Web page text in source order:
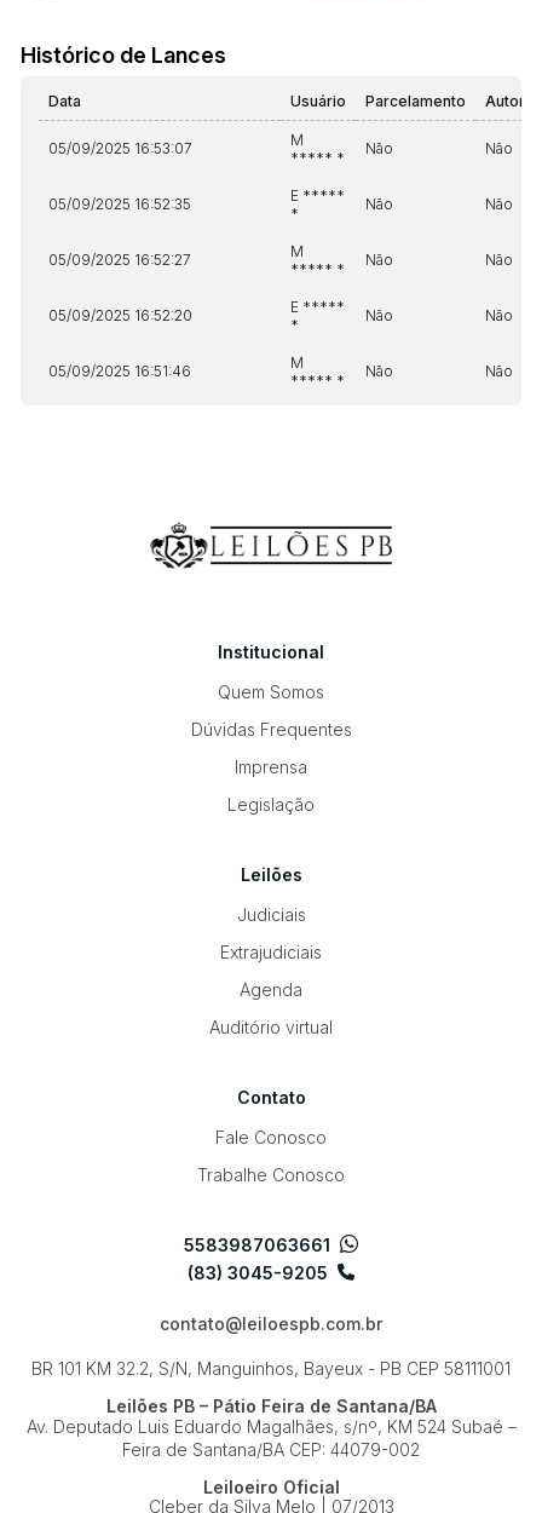
Histórico de Lances
Data Usuário Parcelamento
05/09/2025 16:53:07
M
***** *
Não Não
05/09/2025 16:52:35
E *****
*
Não Não
05/09/2025 16:52:27
M
***** *
Não Não
05/09/2025 16:52:20
E *****
*
Não Não
05/09/2025 16:51:46
M
***** *
Não Não
Institucional
Quem Somos
Dúvidas Frequentes
Imprensa
Legislação
Leilões
Judiciais
Extrajudiciais
Agenda
Auditório virtual
Contato
Fale Conosco
Trabalhe Conosco
5583987063661
(83) 3045-9205
contato@leiloespb.com.br
BR 101 KM 32.2, S/N, Manguinhos, Bayeux - PB CEP 58111001
Leilões PB – Pátio Feira de Santana/BA
Av. Deputado Luis Eduardo Magalhães, s/nº, KM 524Subaé –
Feira de Santana/BA CEP: 44079-002
Leiloeiro Oficial
Cleber da Silva Melo | 07/2013